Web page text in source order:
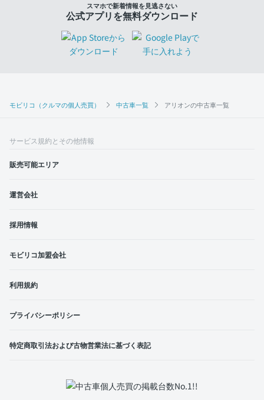
モビリコ（クルマの個人売買） 中古車一覧 アリオンの中古車一覧
スマホで新着情報を見逃さない
公式アプリを無料ダウンロード
サービス規約とその他情報
販売可能エリア
運営会社
採用情報
モビリコ加盟会社
利用規約
プライバシーポリシー
特定商取引法および古物営業法に基づく表記